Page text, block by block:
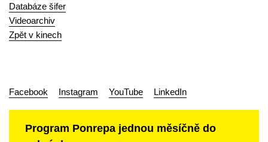
Databáze šifer
Videoarchiv
Zpět v kinech
Facebook Instagram YouTube LinkedIn
Program Ponrepa jednou měsíčně do